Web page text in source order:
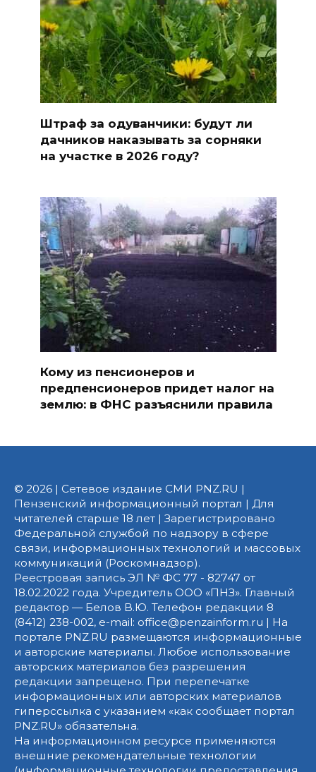
Штраф за одуванчики: будут ли
дачников наказывать за сорняки
на участке в 2026 году?
Кому из пенсионеров и
предпенсионеров придет налог на
землю: в ФНС разъяснили правила
© 2026 | Сетевое издание СМИ PNZ.RU |
Пензенский информационный портал | Для
читателей старше 18 лет | Зарегистрировано
Федеральной службой по надзору в сфере
связи, информационных технологий и массовых
коммуникаций (Роскомнадзор).
Реестровая запись ЭЛ № ФС 77 - 82747 от
18.02.2022 года. Учредитель ООО «ПНЗ». Главный
редактор — Белов В.Ю. Телефон редакции 8
(8412) 238-002, e-mail: office@penzainform.ru | На
портале PNZ.RU размещаются информационные
и авторские материалы. Любое использование
авторских материалов без разрешения
редакции запрещено. При перепечатке
информационных или авторских материалов
гиперссылка с указанием «как сообщает портал
PNZ.RU» обязательна.
На информационном ресурсе применяются
внешние рекомендательные технологии